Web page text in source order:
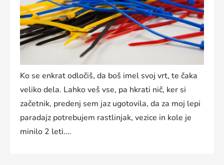
Ko se enkrat odločiš, da boš imel svoj vrt, te čaka
veliko dela. Lahko veš vse, pa hkrati nič, ker si
začetnik, predenj sem jaz ugotovila, da za moj lepi
paradajz potrebujem rastlinjak, vezice in kole je
minilo 2 leti.…